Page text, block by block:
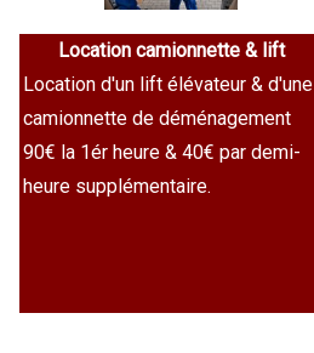
Location camionnette & lift
Location d'un lift élévateur & d'une
camionnette de déménagement
90€ la 1ér heure & 40€ par demi-
heure supplémentaire.